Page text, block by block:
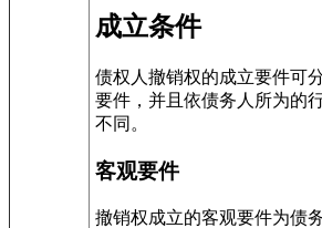
成立条件
债权人撤销权的成立要件可
要件，并且依债务人所为的
不同。
客观要件
撤销权成立的客观要件为债